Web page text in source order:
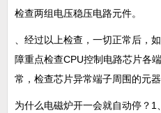
检查两组电压稳压电路元件。
、经过以上检查，一切正常后，
障重点检查CPU控制电路芯片各
常，检查芯片异常端子周围的元
为什么电磁炉开一会就自动停？